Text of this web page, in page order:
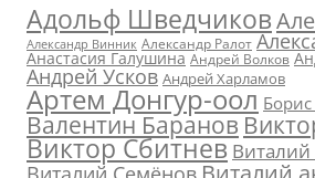
Адольф Шведчиков
Александр Винник Александр Ралот
Анастасия Галушина Андрей Волков
Андрей Усков Андрей Харламов
Артем Донгур-оол
Валентин Баранов
Виктор Сбитнев